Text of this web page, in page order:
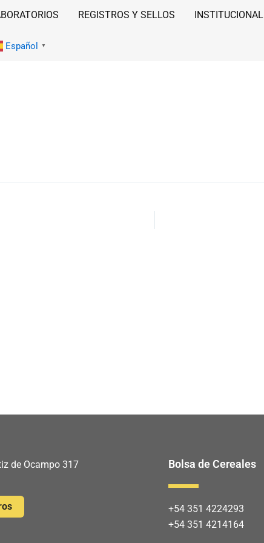
REGISTROS Y SELLOS INSTITUCIONAL
Español ▼
de Ocampo 317
Bolsa de Cereales
+54 351 4224293
+54 351 4214164